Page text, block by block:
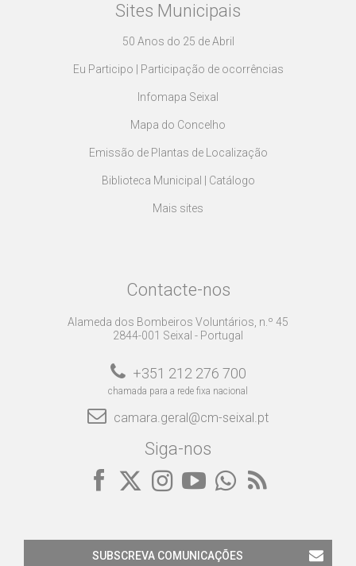
Sites Municipais
50 Anos do 25 de Abril
Eu Participo | Participação de ocorrências
Infomapa Seixal
Mapa do Concelho
Emissão de Plantas de Localização
Biblioteca Municipal | Catálogo
Mais sites
Contacte-nos
Alameda dos Bombeiros Voluntários, n.º 45
2844-001 Seixal - Portugal
+351 212 276 700
chamada para a rede fixa nacional
camara.geral@cm-seixal.pt
Siga-nos
SUBSCREVA COMUNICAÇÕES